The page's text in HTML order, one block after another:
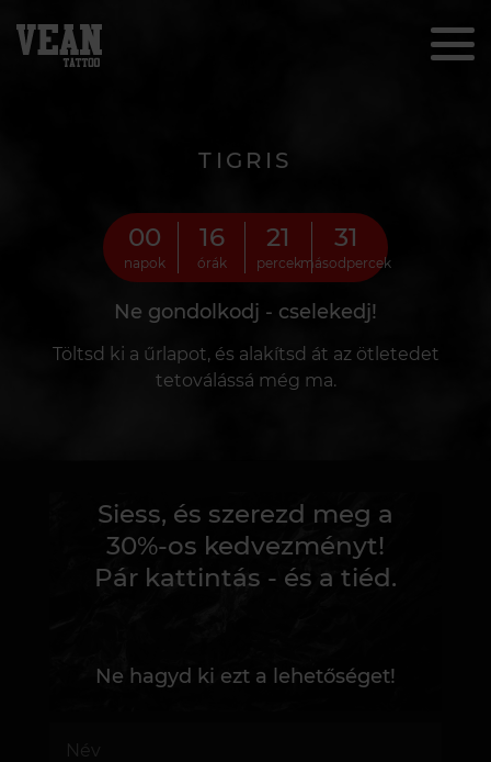
TIGRIS
00
napok
16
órák
21
percek
30
másodpercek
Ne gondolkodj - cselekedj!
Töltsd ki a űrlapot, és alakítsd át az ötletedet
tetoválássá még ma.
Siess, és szerezd meg a
30%-os kedvezményt!
Pár kattintás - és a tiéd.
Ne hagyd ki ezt a lehetőséget!